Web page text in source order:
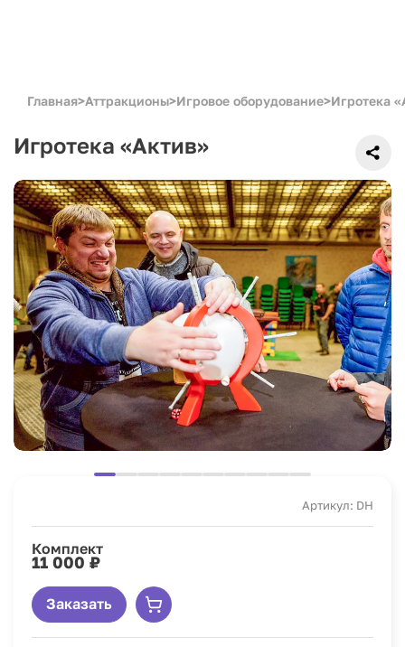
Главная>Аттракционы>Игровое оборудование>Игротека
Игротека «Актив»
Артикул: DH
Комплект
11 000 ₽
Заказать